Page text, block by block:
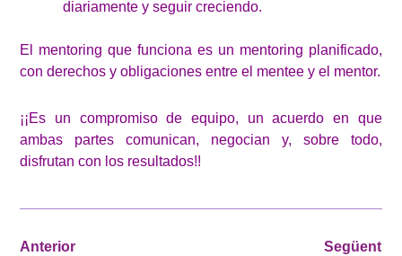
diariamente y seguir creciendo.
El mentoring que funciona es un mentoring planificado,
con derechos y obligaciones entre el mentee y el mentor.
¡¡Es un compromiso de equipo, un acuerdo en que
ambas partes comunican, negocian y, sobre todo,
disfrutan con los resultados!!
Anterior Següent